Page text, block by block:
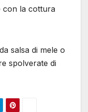
con la cottura
salsa di mele o
spolverate di